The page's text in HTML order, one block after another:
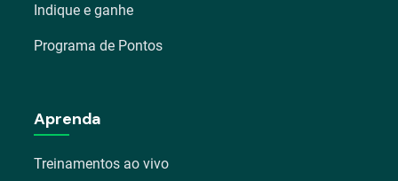
Indique e ganhe
Programa de Pontos
Aprenda
Treinamentos ao vivo